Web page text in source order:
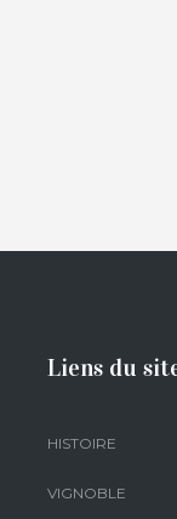
Liens du
HISTOIRE
VIGNOBLE